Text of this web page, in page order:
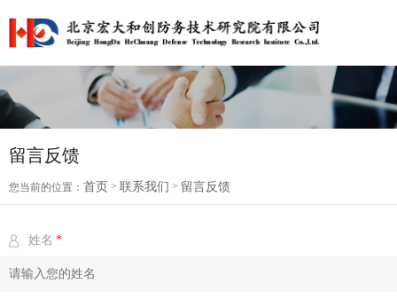
留言反馈
您当前的位置： 首页 > 联系我们 > 留言反馈
姓名 *